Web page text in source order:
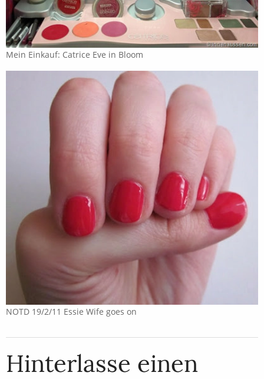
Mein Einkauf: Catrice Eve in Bloom
NOTD 19/2/11 Essie Wife goes on
Hinterlasse einen